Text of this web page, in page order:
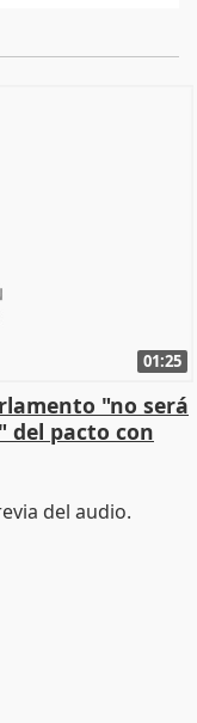
01:25
"no será
del pacto con